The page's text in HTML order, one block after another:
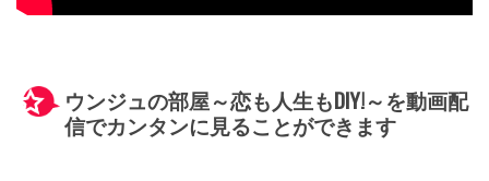
ウンジュの部屋～恋も人生もDIY!～を動画配
信でカンタンに見ることができます